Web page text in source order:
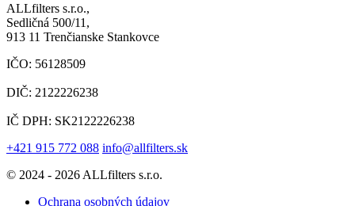
ALLfilters s.r.o.,
Sedličná 500/11,
913 11 Trenčianske Stankovce
IČO: 56128509
DIČ: 2122226238
IČ DPH: SK2122226238
+421 915 772 088 info@allfilters.sk
© 2024 - 2026 ALLfilters s.r.o.
Ochrana osobných údajov